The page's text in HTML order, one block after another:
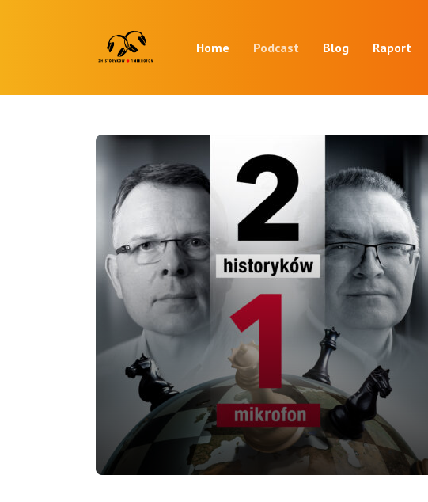
Home Podcast Blog Raport